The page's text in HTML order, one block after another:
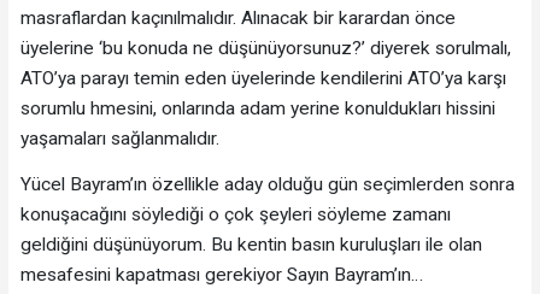
masraflardan kaçınılmalıdır. Alınacak bir karardan önce
üyelerine ‘bu konuda ne düşünüyorsunuz?’ diyerek sorulmalı,
ATO’ya parayı temin eden üyelerinde kendilerini ATO’ya karşı
sorumlu hmesini, onlarında adam yerine konuldukları hissini
yaşamaları sağlanmalıdır.
Yücel Bayram’ın özellikle aday olduğu gün seçimlerden sonra
konuşacağını söylediği o çok şeyleri söyleme zamanı
geldiğini düşünüyorum. Bu kentin basın kuruluşları ile olan
mesafesini kapatması gerekiyor Sayın Bayram’ın…